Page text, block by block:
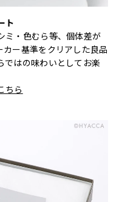
ト
ミ・色むら等、個体差が
ー基準をクリアした良品
ではの味わいとしてお楽
ちら